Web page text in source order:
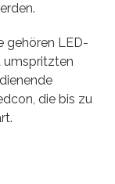
gehören LED-
umspritzten
die bis zu